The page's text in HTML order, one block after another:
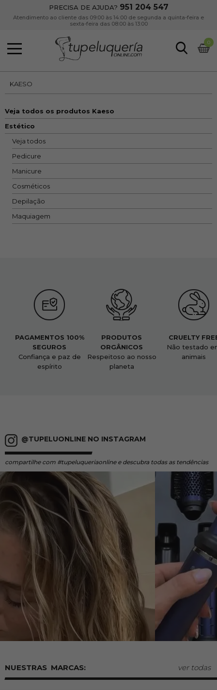
PRECISA DE AJUDA? 951 204 547
Atendimento ao cliente das 09:00 às 14:00 de segunda a quinta-feira e
sexta-feira das 08:00 às 13:00
0
KAESO
Veja todos os produtos Kaeso
Estético
Veja todos
Pedicure
Manicure
Cosméticos
Depilação
Maquiagem
PAGAMENTOS 100%
SEGUROS
Confiança e paz de
espírito
PRODUTOS
ORGÂNICOS
Respeitoso ao nosso
planeta
CRUELTY
Não testado
animais
@TUPELUONLINE NO INSTAGRAM
compartilhe com #tupeluqueriaonline e descubra todas as tendências
MARCAS: ver todas